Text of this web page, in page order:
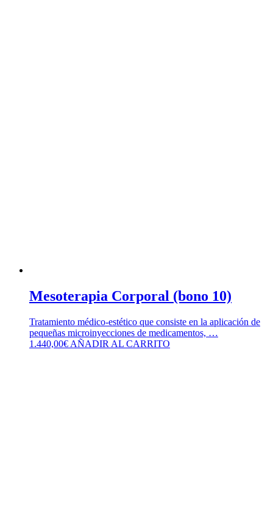
Mesoterapia Corporal (bono 10)
Tratamiento médico-estético que consiste en la aplicación de
pequeñas microinyecciones de medicamentos, …
1.440,00€ AÑADIR AL CARRITO